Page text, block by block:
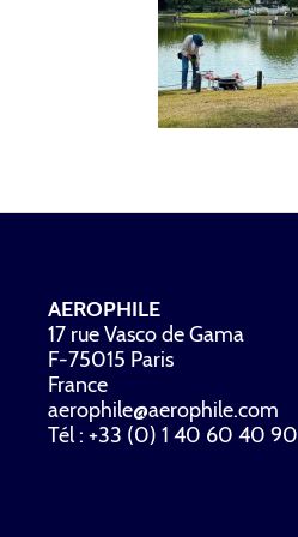
AEROPHILE
17 rue Vasco de Gama
F-75015 Paris
France
aerophile@aerophile.com
Tél : +33 (0) 1 40 60 40 90